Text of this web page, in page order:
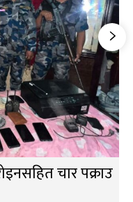
चार पक्राउ